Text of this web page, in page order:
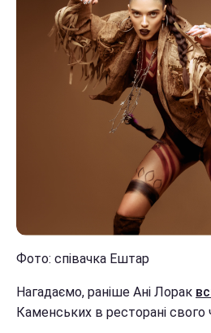
Фото: співачка Ештар
Нагадаємо, раніше Ані Лорак
Каменських в ресторані свого